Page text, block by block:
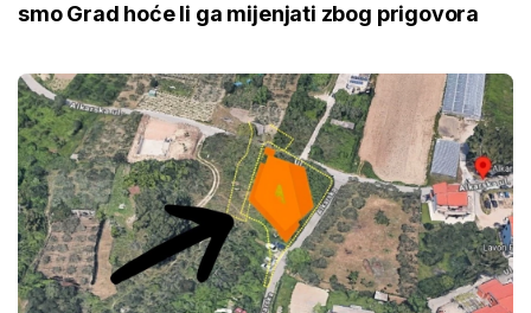
smo Grad hoće li ga mijenjati zbog prigovora